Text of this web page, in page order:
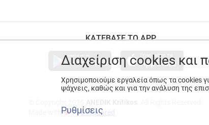
ΚΑΤΕΒΑΣΕ ΤΟ APP
Made with
byDesquared
Διαχείριση cookies και
Χρησιμοποιούμε εργαλεία όπως τα cookies
ψάχνεις, καθώς και για την ανάλυση της
Ρυθμίσεις